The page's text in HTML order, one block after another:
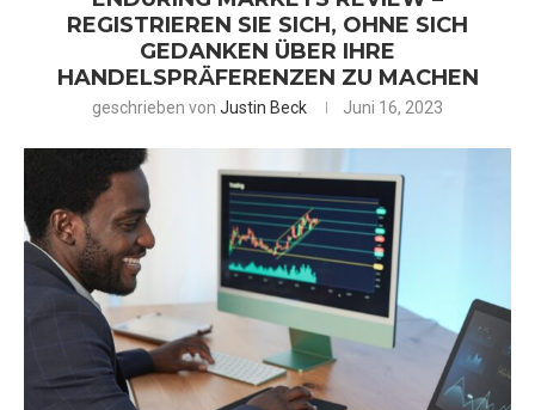
REGISTRIEREN SIE SICH, OHNE SICH
GEDANKEN ÜBER IHRE
HANDELSPRÄFERENZEN ZU MACHEN
geschrieben von Justin Beck Juni 16, 2023